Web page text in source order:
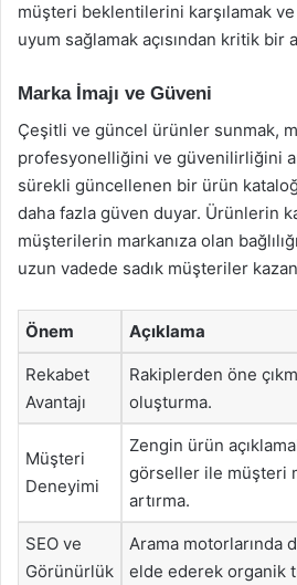
müşteri beklentilerini karşılamak
uyum sağlamak açısından kritik bir
Marka İmajı ve Güveni
Çeşitli ve güncel ürünler sunmak,
profesyonelliğini ve güvenilirliğini
sürekli güncellenen bir ürün
daha fazla güven duyar. Ürünlerin
müşterilerin markanıza olan
uzun vadede sadık müşteriler
Önem Açıklama
Rekabet
Avantajı
Rakiplerden öne
oluşturma.
Müşteri
Deneyimi
Zengin ürün
görseller ile müşteri
artırma.
SEO ve
Görünürlük
Arama motorlarında
elde ederek organik